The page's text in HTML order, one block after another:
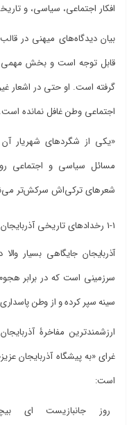
افکار اجتماعی، سیاسی، و
بیان دیدگاه‌های میهنی در
قابل توجه است و بخش مهمی
گرفته است. او حتی در اشعار
اجتماعی وطن غافل نمانده است.
«یکی از شگردهای شهریار
مسائل سیاسی و اجتماعی
شعرهای ترکی‌اش سرکش‌تر
1-1 رخدادهای تاریخی آذربایجان
آذربایجان جایگاهی بسیار
سرزمینی است که در برابر
سینه سپر کرده و از وطن
ارزشمندترین مفاخرۀ
است:
روز جانبازیست‌ ای